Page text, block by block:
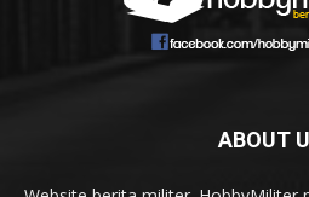
ABOUT